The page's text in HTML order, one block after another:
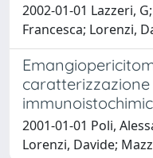
2002-01-01 Lazzeri,
Francesca; Lorenzi,
caratterizzazione
2001-01-01 Poli,
Lorenzi, Davide;